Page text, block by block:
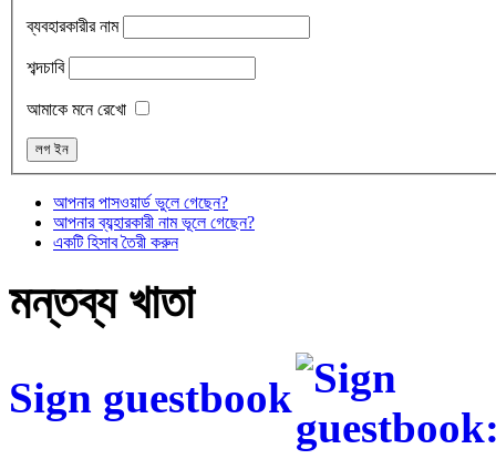
ব্যবহারকারীর নাম
শব্দচাবি
আমাকে মনে রেখো
আপনার পাসওয়ার্ড ভুলে গেছেন?
আপনার ব্যব্হারকারী নাম ভূলে গেছেন?
একটি হিসাব তৈরী করুন
মন্তব্য খাতা
Sign guestbook